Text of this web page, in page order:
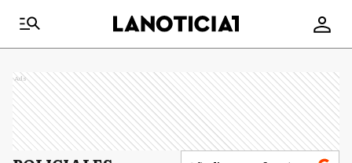
Ads